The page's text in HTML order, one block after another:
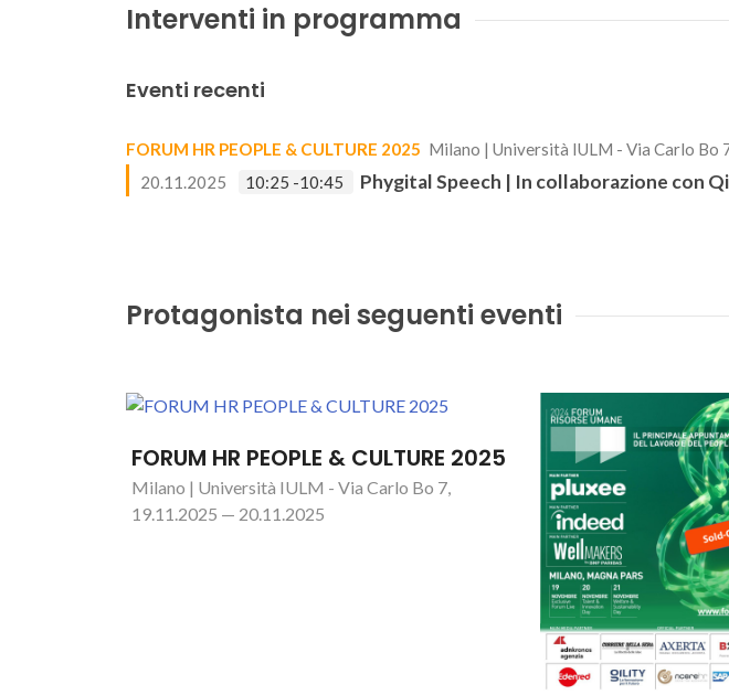
Interventi in programma
Eventi recenti
FORUM HR PEOPLE & CULTURE 2025 Milano | Università IULM - Via Carlo Bo
20.11.2025
10:25 -10:45 Phygital Speech | In collaborazione con
Protagonista nei seguenti eventi
FORUM HR PEOPLE & CULTURE 2025
Milano | Università IULM - Via Carlo Bo 7,
19.11.2025 — 20.11.2025